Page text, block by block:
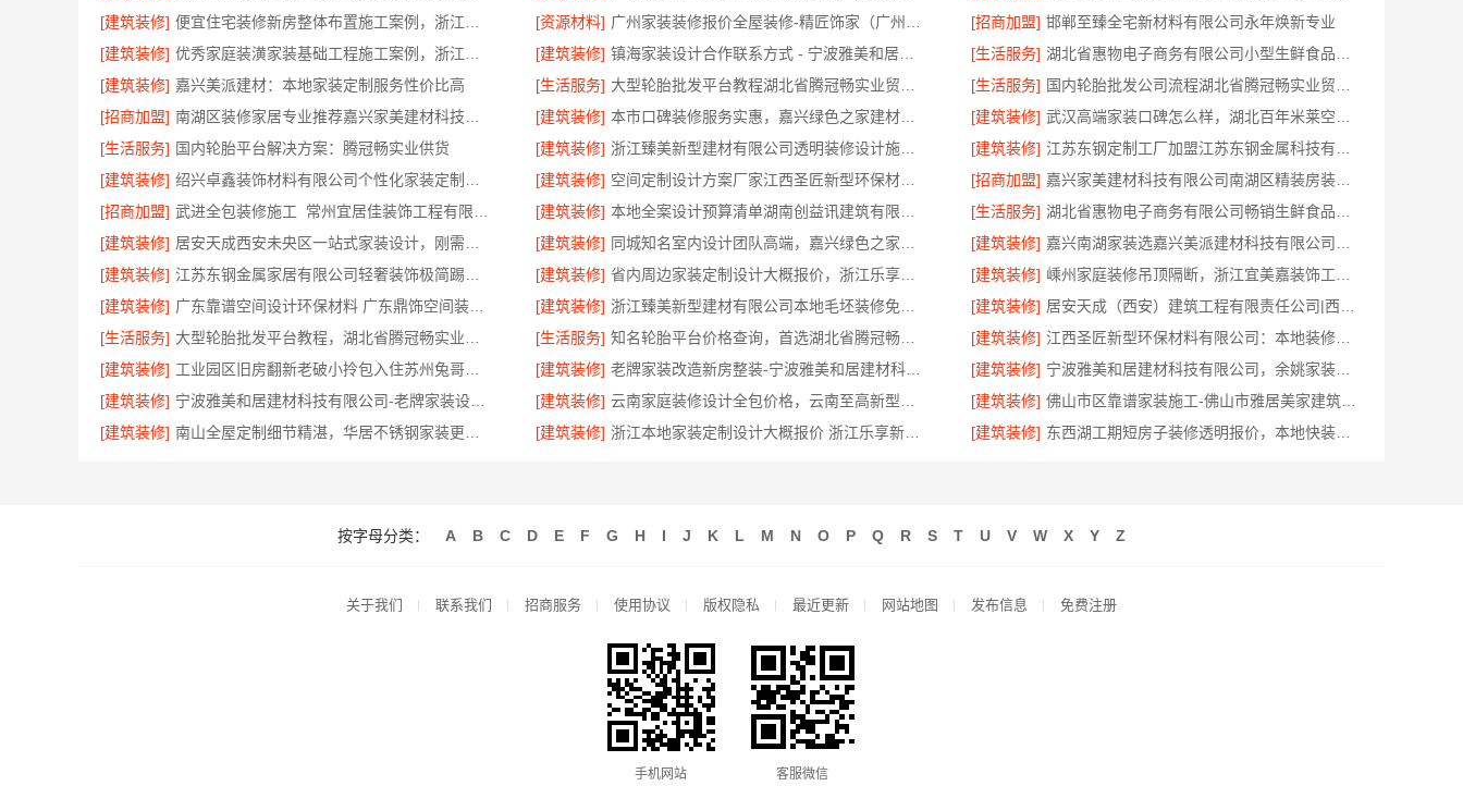
[建筑装修]
[资源材料] [招商加盟] 邯郸至臻全宅新材料有限公司永年焕新专业
[建筑装修]
[建筑装修] [生活服务]
[建筑装修] 嘉兴美派建材：本地家装定制服务性价比高 [生活服务] [生活服务]
[招商加盟]
[建筑装修] [建筑装修]
[生活服务] 国内轮胎平台解决方案：腾冠畅实业供货 [建筑装修] [建筑装修]
[建筑装修]
[建筑装修] [招商加盟]
[招商加盟]
[建筑装修] [生活服务]
[建筑装修]
[建筑装修] [建筑装修]
[建筑装修]
[建筑装修] [建筑装修]
[建筑装修]
[建筑装修] [建筑装修]
[生活服务]
[生活服务] [建筑装修]
[建筑装修]
[建筑装修] [建筑装修]
[建筑装修]
[建筑装修] [建筑装修]
[建筑装修]
[建筑装修] [建筑装修]
按字母分类： A B C D E F G H I J K L M N O P Q R S T U V W X Y Z
关于我们 联系我们 招商服务 使用协议 版权隐私 最近更新 网站地图 发布信息 免费注册
手机网站 客服微信